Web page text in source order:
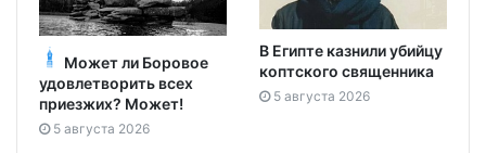
Может ли Боровое
удовлетворить всех
приезжих? Может!
5 августа 2026
В Египте казнили убийцу
коптского священника
5 августа 2026